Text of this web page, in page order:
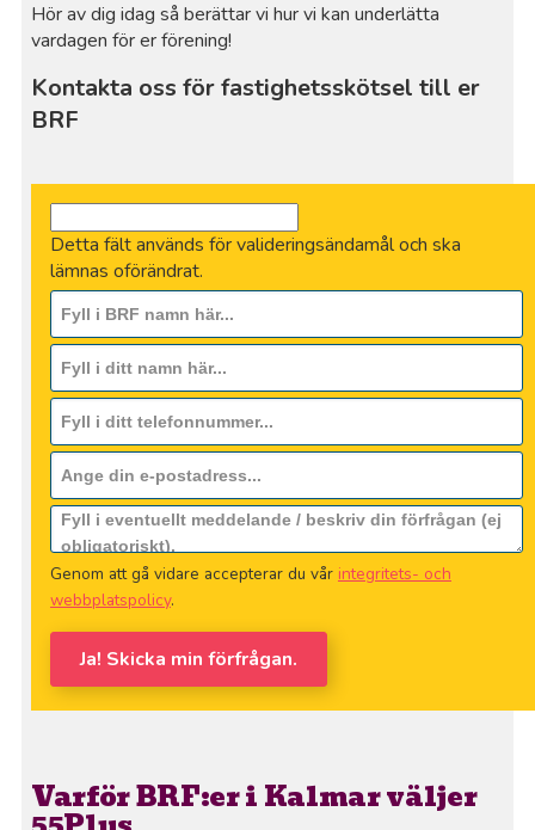
Hör av dig idag så berättar vi hur vi kan underlätta
vardagen för er förening!
Kontakta oss för fastighetsskötsel till er
BRF
Detta fält används för valideringsändamål och ska
lämnas oförändrat.
Genom att gå vidare accepterar du vår integritets- och
webbplatspolicy.
Ja! Skicka min förfrågan.
Varför BRF:er i Kalmar väljer